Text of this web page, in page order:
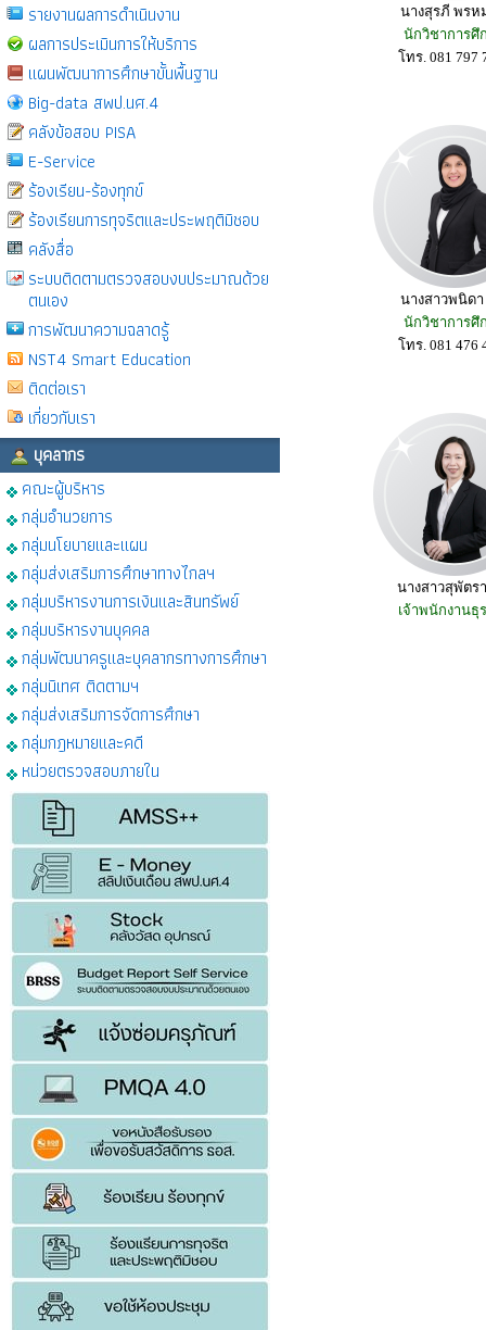
รายงานผลการดำเนินงาน
ผลการประเมินการให้บริการ
แผนพัฒนาการศึกษาขั้นพื้นฐาน
Big-data สพป.นศ.4
คลังข้อสอบ PISA
E-Service
ร้องเรียน-ร้องทุกข์
ร้องเรียนการทุจริตและประพฤติมิชอบ
คลังสื่อ
ระบบติดตามตรวจสอบงบประมาณด้วย
ตนเอง
การพัฒนาความฉลาดรู้
NST4 Smart Education
ติดต่อเรา
เกี่ยวกับเรา
บุคลากร
คณะผู้บริหาร
กลุ่มอำนวยการ
กลุ่มนโยบายและแผน
กลุ่มส่งเสริมการศึกษาทางไกลฯ
กลุ่มบริหารงานการเงินและสินทรัพย์
กลุ่มบริหารงานบุคคล
กลุ่มพัฒนาครูและบุคลากรทางการศึกษา
กลุ่มนิเทศ ติดตามฯ
กลุ่มส่งเสริมการจัดการศึกษา
กลุ่มกฎหมายและคดี
หน่วยตรวจสอบภายใน
นางสุรภี พรห
นักวิชาการศึ
โทร. 081 797
นางสาวพนิด
นักวิชาการศึ
โทร. 081 476
นางสาวสุพัตร
เจ้าพนักงานธุ